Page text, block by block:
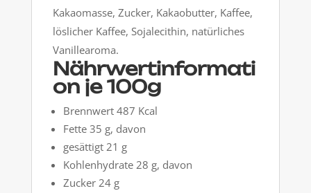
Kakaomasse, Zucker, Kakaobutter, Kaffee,
löslicher Kaffee, Sojalecithin, natürliches
Vanillearoma.
Nährwertinformati
on je 100g
Brennwert 487 Kcal
Fette 35 g, davon
gesättigt 21 g
Kohlenhydrate 28 g, davon
Zucker 24 g